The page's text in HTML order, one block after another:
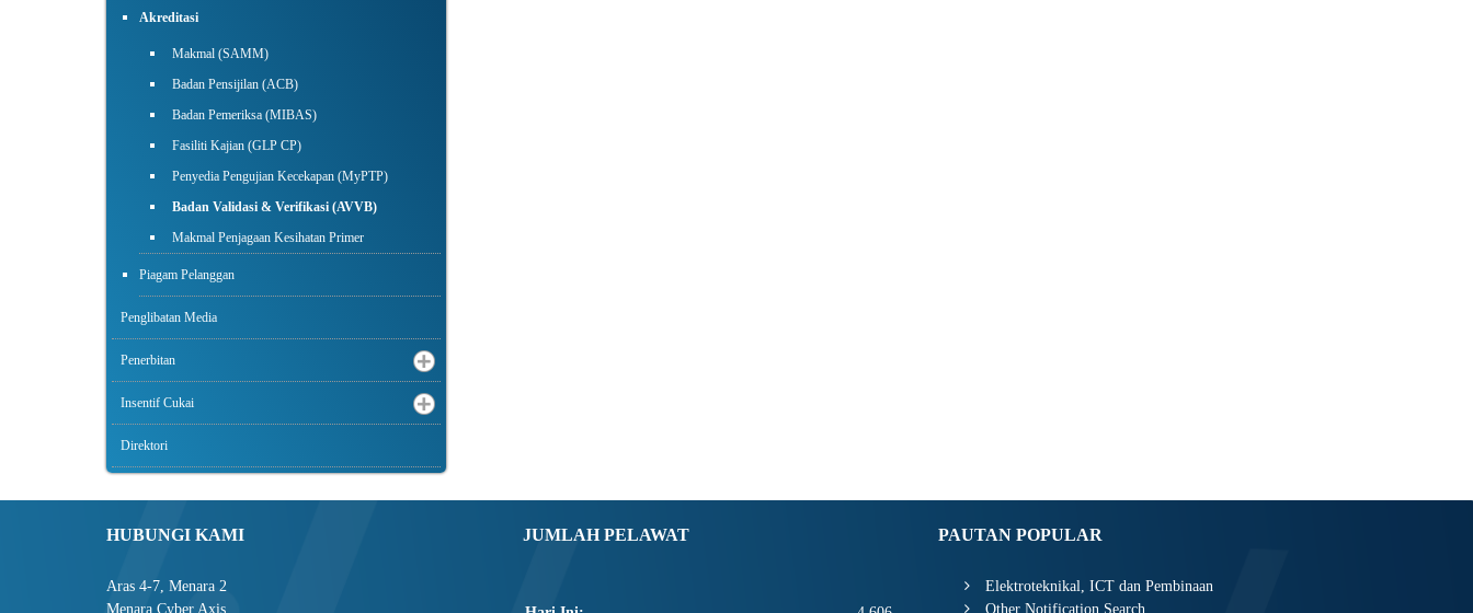
Akreditasi
Makmal (SAMM)
Badan Pensijilan (ACB)
Badan Pemeriksa (MIBAS)
Fasiliti Kajian (GLP CP)
Penyedia Pengujian Kecekapan (MyPTP)
Badan Validasi & Verifikasi (AVVB)
Makmal Penjagaan Kesihatan Primer
Piagam Pelanggan
Penglibatan Media
Penerbitan
Insentif Cukai
Direktori
HUBUNGI KAMI
Aras 4-7, Menara 2
Menara Cyber Axis
JUMLAH PELAWAT PAUTAN POPULAR
Elektroteknikal, ICT dan Pembinaan
Other Notification Search